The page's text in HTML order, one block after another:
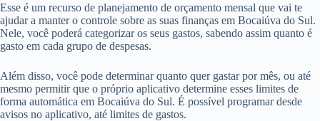
Esse é um recurso de planejamento de orçamento mensal que vai te
ajudar a manter o controle sobre as suas finanças em Bocaiúva do Sul.
Nele, você poderá categorizar os seus gastos, sabendo assim quanto é
gasto em cada grupo de despesas.
Além disso, você pode determinar quanto quer gastar por mês, ou até
mesmo permitir que o próprio aplicativo determine esses limites de
forma automática em Bocaiúva do Sul. É possível programar desde
avisos no aplicativo, até limites de gastos.